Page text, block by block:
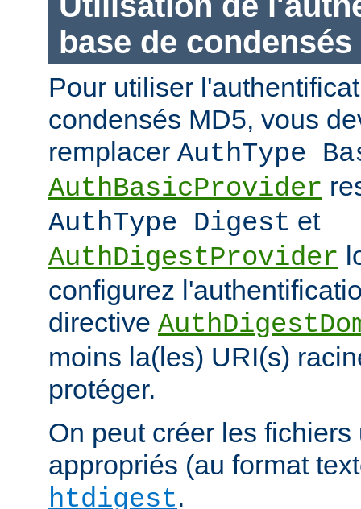
base de condensés
Pour utiliser
condensés MD5, vous
remplacer AuthType
AuthBasicProvider
AuthType Digest et
AuthDigestProvider
configurez
directive
moins la(les) URI(s)
protéger.
On peut créer les fichiers
appropriés (au format
htdigest.